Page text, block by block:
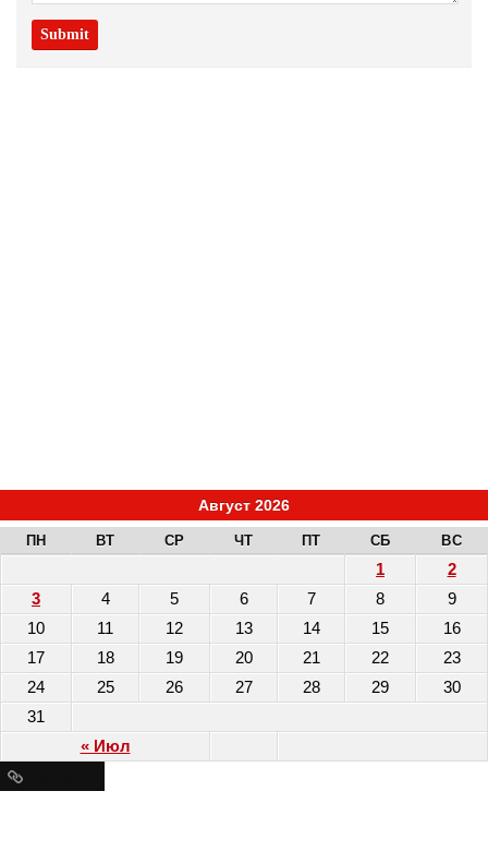
Август 2026
ПН ВТ СР ЧТ ПТ СБ ВС
« Июл
1
2
3
4 5 6 7 8
9
10
11 12 13 14 15
16
17
18 19 20 21 22
23
24
25 26 27 28 29
30
31